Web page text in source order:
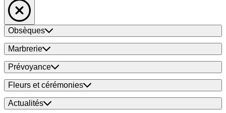
Obsèques
Marbrerie
Prévoyance
Fleurs et cérémonies
Actualités